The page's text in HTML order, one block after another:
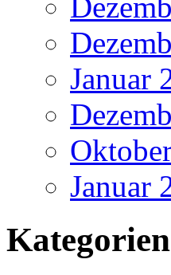
Januar
Januar
Kategorien